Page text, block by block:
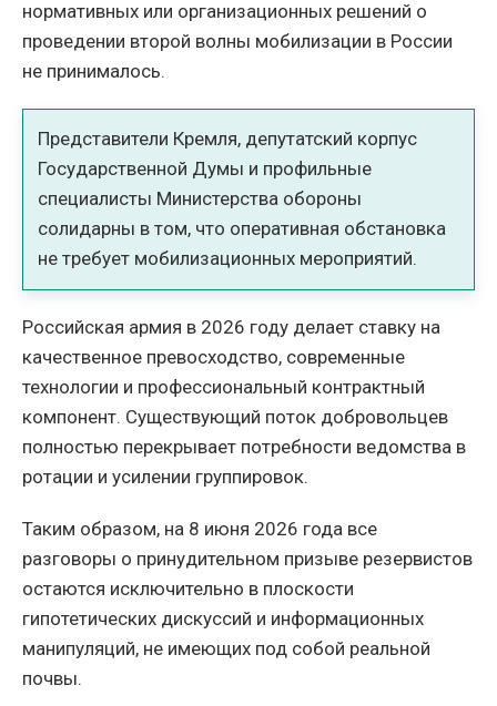
нормативных или организационных решений о
проведении второй волны мобилизации в России
не принималось.
Представители Кремля, депутатский корпус
Государственной Думы и профильные
специалисты Министерства обороны
солидарны в том, что оперативная обстановка
не требует мобилизационных мероприятий.
Российская армия в 2026 году делает ставку на
качественное превосходство, современные
технологии и профессиональный контрактный
компонент. Существующий поток добровольцев
полностью перекрывает потребности ведомства в
ротации и усилении группировок.
Таким образом, на 8 июня 2026 года все
разговоры о принудительном призыве резервистов
остаются исключительно в плоскости
гипотетических дискуссий и информационных
манипуляций, не имеющих под собой реальной
почвы.